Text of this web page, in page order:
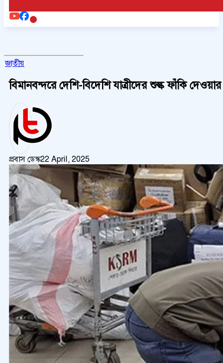
জাতীয়
বিমানবন্দরে দেশি-বিদেশি যাত্রীদের শুল্ক ফাঁকি দেওয়ার
প্রবাস ডেস্ক22 April, 2025